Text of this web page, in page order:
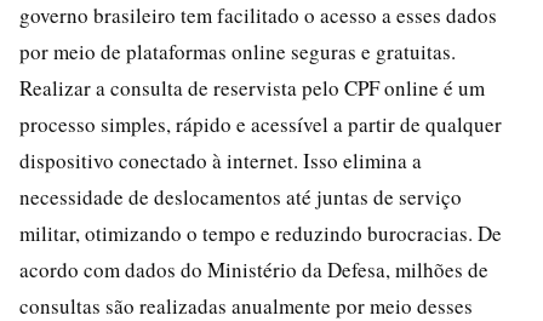
governo brasileiro tem facilitado o acesso a esses dados
por meio de plataformas online seguras e gratuitas.
Realizar a consulta de reservista pelo CPF online é um
processo simples, rápido e acessível a partir de qualquer
dispositivo conectado à internet. Isso elimina a
necessidade de deslocamentos até juntas de serviço
militar, otimizando o tempo e reduzindo burocracias. De
acordo com dados do Ministério da Defesa, milhões de
consultas são realizadas anualmente por meio desses